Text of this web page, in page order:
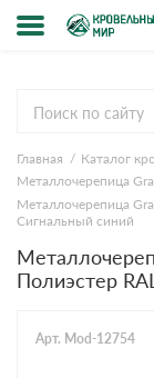
компании
и оплата
ответы
Главная Каталог
Металлочерепица
Металлочерепица
Сигнальный синий
Полиэстер
Арт. Mod-12754